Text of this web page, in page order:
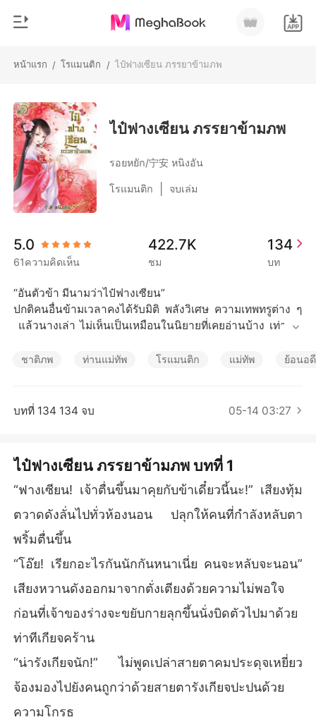
หน้าแรก / โรแมนติก / ไป๋ฟางเซียน ภรรยาข้ามภพ
เติมเงิน
ประวัติการอ่าน
ออกจากระบบ
ดาวน์โหลดแอป
หมวดหมู่
สมัยใหม่
ประวัติศาสตร์
โรแมนติก
มหาเศรษฐี
เรื่องสั้นคัดสรร
ไป๋ฟางเซียน ภรรยาข้ามภพ
รอยหยัก/宁安 หนิงอัน
โรแมนติก จบเล่ม
5.0
61ความคิดเห็น
422.7K
ชม
134
บท
“อันตัวข้า มีนามว่าไป๋ฟางเซียน”
ปกติคนอื่นข้ามเวลาคงได้รับมิติ พลังวิเศษ ความเทพทรูต่าง ๆ
แล้วนางเล่า ไม่เห็นเป็นเหมือนในนิยายที่เคยอ่านบ้าง เท่านั้น
ป็นถึงภรรยาของท่านแม่ทัพ ที่สามีหาได้รักใคร่ชมชอบไม่ ออก
ไม่รู้จักได้อย่างไร นอกจากจะต้องปรับตัวอย่างมากแล้ว นางต้อ
ดถึงให้ข้าเผชิญชะตากรรมเช่นนี้ ชีวิตสงบสุขที่ใฝ่ฝัน คงได้จบ
สิ้นกันแล้ว แต่ช่างเถอะ ในเมื่อมันเป็นสิ่งที่ต้องเจอ ไม่สามารถห
ลีกหนีได้
นาง! ไป๋ฟางเซียนผู้นี้! จะขอร่วมลงประชันสนามอารมณ์กับเขา
เอง! ให้มันรู้กันไปเลยว่า ภรรยาอย่างนาง จะเอาชนะสามีอย่าง
เขา... ไม่ได้!
ชาติภพ ท่านแม่ทัพ โรแมนติก แม่ทัพ ย้อนอ
บทที่ 134 134 จบ 05-14 03:27
ไป๋ฟางเซียน ภรรยาข้ามภพ บทที่ 1
“ฟางเซียน! เจ้าตื่นขึ้นมาคุยกับข้าเดี๋ยวนี้นะ!” เสียงทุ้ม
ตวาดดังลั่นไปทั่วห้องนอน ปลุกให้คนที่กำลังหลับตา
พริ้มตื่นขึ้น
“โอ๊ย! เรียกอะไรกันนักกันหนาเนี่ย คนจะหลับจะนอน”
เสียงหวานดังออกมาจากตั่งเตียงด้วยความไม่พอใจ
ก่อนที่เจ้าของร่างจะขยับกายลุกขึ้นนั่งบิดตัวไปมาด้วย
ท่าทีเกียจคร้าน
“น่ารังเกียจนัก!” ไม่พูดเปล่าสายตาคมประดุจเหยี่ยว
จ้องมองไปยังคนถูกว่าด้วยสายตารังเกียจปะปนด้วย
ความโกรธ